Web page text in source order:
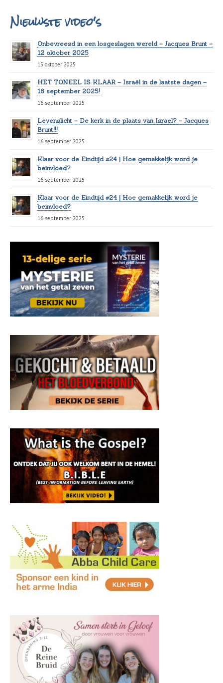
Nieuwste video's
Onbevreesd in een losgeslagen wereld – Jacques Brunt –
12 oktober 2025
15 oktober 2025
HET TONEEL IS KLAAR – Israël in de laatste dagen –
16 september 2025!
16 september 2025
Levenslicht – De kerk in de plaats van Israël? – Jacques
Brunt!!!
16 september 2025
Klaar voor de Eindtijd #24 | Hoe gemakkelijk word je
beïnvloed?
16 september 2025
Klaar voor de Eindtijd #24 | Hoe gemakkelijk word je
beïnvloed?
16 september 2025